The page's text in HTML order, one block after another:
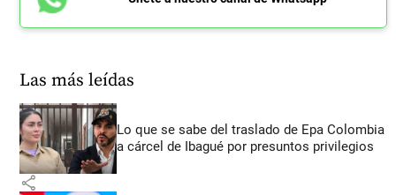
Las más leídas
Lo que se sabe del traslado de Epa Colombia
a cárcel de Ibagué por presuntos privilegios
share